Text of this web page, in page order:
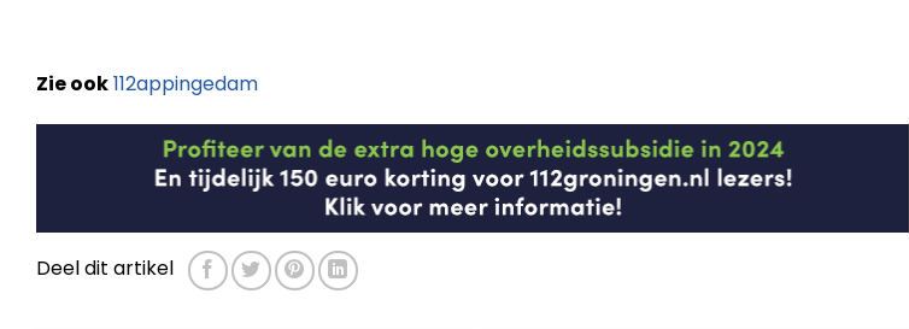
Zie ook112appingedam
Deel dit artikel